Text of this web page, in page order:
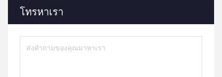
โทรหาเรา